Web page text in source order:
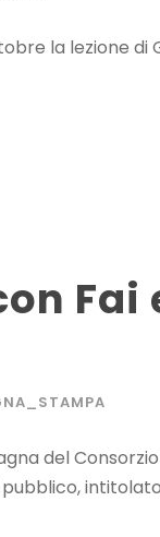
la lezione di
Fai
del
intitolato